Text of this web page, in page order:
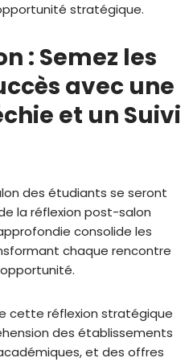
stratégique.
: Semez les
avec une
et un Suivi
des étudiants se seront
la réflexion post-salon
consolide les
chaque rencontre
cette réflexion stratégique
des établissements
et des offres